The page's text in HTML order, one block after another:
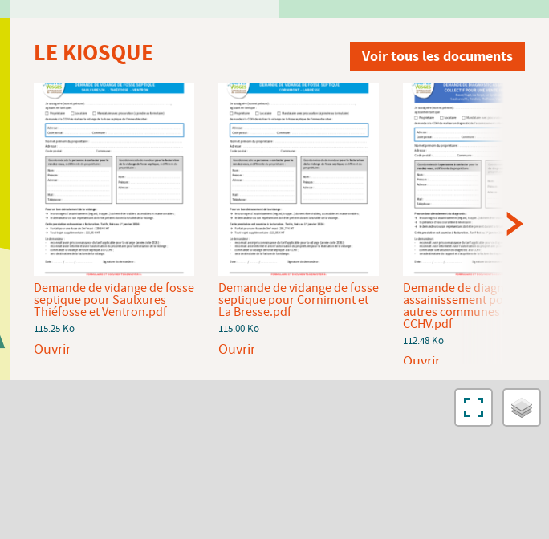
LE KIOSQUE Voir tous les documents
Demande de vidange de fosse
septique pour Saulxures
Thiéfosse et Ventron.pdf
115.25 Ko
Ouvrir
Demande de vidange de fosse
septique pour Cornimont et
La Bresse.pdf
115.00 Ko
Ouvrir
Demande de diagnostic
assainissement pour les
autres communes de la
CCHV.pdf
112.48 Ko
Ouvrir